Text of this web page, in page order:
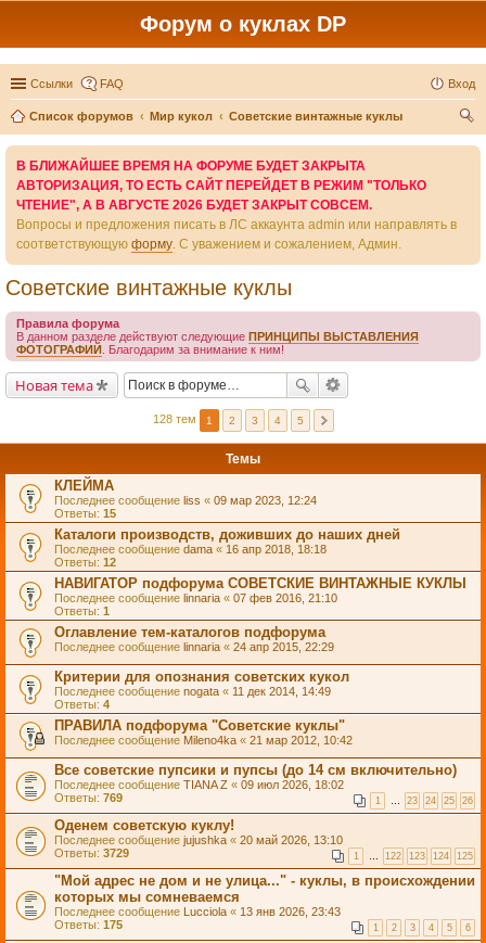
Форум о куклах DP
Ссылки FAQ Вход
Список форумов Мир кукол
Советские винтажные куклы
В БЛИЖАЙШЕЕ ВРЕМЯ НА ФОРУМЕ БУДЕТ ЗАКРЫТА
АВТОРИЗАЦИЯ, ТО ЕСТЬ САЙТ ПЕРЕЙДЕТ В РЕЖИМ "ТОЛЬКО
ЧТЕНИЕ", А В АВГУСТЕ 2026 БУДЕТ ЗАКРЫТ СОВСЕМ.
Вопросы и предложения писать в ЛС аккаунта admin или направлять в
соответствующую форму. С уважением и сожалением, Админ.
Советские винтажные куклы
Правила форума
В данном разделе действуют следующие ПРИНЦИПЫ ВЫСТАВЛЕНИЯ
ФОТОГРАФИЙ . Благодарим за внимание к ним!
Новая тема
128 тем 1 2 3 4 5
Темы
КЛЕЙМА
Последнее сообщение liss « 09 мар 2023, 12:24
Ответы: 15
Каталоги производств, доживших до наших дней
Последнее сообщение dama « 16 апр 2018, 18:18
Ответы: 12
НАВИГАТОР подфорума СОВЕТСКИЕ ВИНТАЖНЫЕ КУКЛЫ
Последнее сообщение linnaria « 07 фев 2016, 21:10
Ответы: 1
Оглавление тем-каталогов подфорума
Последнее сообщение linnaria « 24 апр 2015, 22:29
Критерии для опознания советских кукол
Последнее сообщение nogata « 11 дек 2014, 14:49
Ответы: 4
ПРАВИЛА подфорума "Советские куклы"
Последнее сообщение Mileno4ka « 21 мар 2012, 10:42
Все советские пупсики и пупсы (до 14 см включительно)
Последнее сообщение TIANA Z « 09 июл 2026, 18:02
Ответы: 769 1 … 23 24 25 26
Оденем советскую куклу!
Последнее сообщение jujushka « 20 май 2026, 13:10
Ответы: 3729 1 … 122 123 124 125
"Мой адрес не дом и не улица..." - куклы, в происхождении
которых мы сомневаемся
Последнее сообщение Lucciola « 13 янв 2026, 23:43
Ответы: 175 1 2 3 4 5 6